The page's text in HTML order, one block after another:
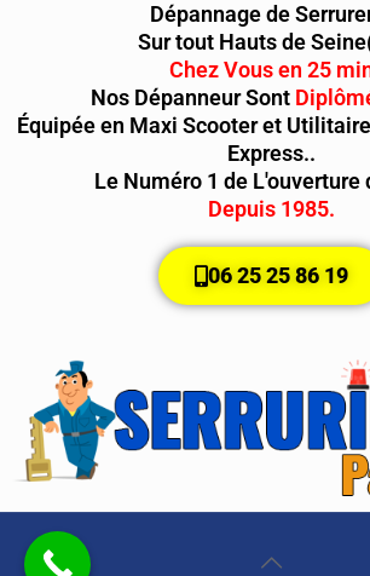
Dépannage de
Sur tout Hauts de
Chez Vous en 25
Nos Dépanneur Sont
Équipée en Maxi Scooter et
Express..
Le Numéro 1 de L'ouverture
Depuis 1985.
06 25 25 86 19